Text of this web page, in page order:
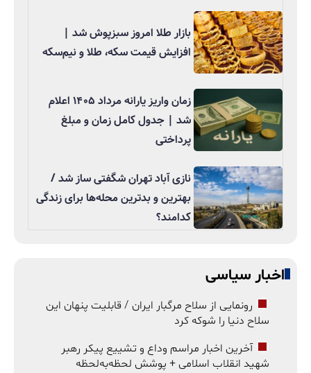
بازار طلا امروز سبزپوش شد |
افزایش قیمت سکه، طلا و نیم‌سکه
زمان واریز یارانه مرداد ۱۴۰۵ اعلام
شد | جدول کامل زمان و مبلغ
پرداختی
نازی آباد تهران شگفتی ساز شد /
بهترین و بدترین محله‌ها برای زندگی
کدامند؟
اخبار سیاسی
رونمایی از سلاح مرگبار ایران / قابلیت پنهان این
سلاح دنیا را شوکه کرد
آخرین اخبار مراسم وداع و تشییع پیکر رهبر
شهید انقلاب اسلامی + پوشش لحظه‌به‌لحظه